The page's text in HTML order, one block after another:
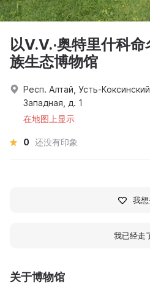
关于博物馆
以V.V.·奥特里什科
族生态博物馆
Респ. Алтай, Усть-
Западная, д. 1
在地图上显示
0 还没有印象
我
我已经走